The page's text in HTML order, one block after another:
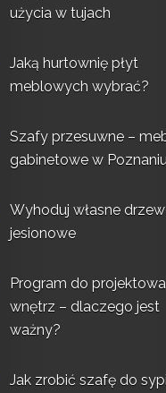
użycia w tujach
Jaką hurtownię płyt
meblowych wybrać?
Szafy przesuwne –
gabinetowe w Poznaniu
Wyhoduj własne
jesionowe
Program do
wnętrz – dlaczego jest
ważny?
Jak zrobić szafę do